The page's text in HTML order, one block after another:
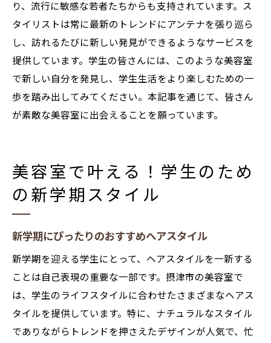
り、流行に敏感な若者たちからも支持されています。ス
タイリストは常に最新のトレンドにアンテナを張り巡ら
し、訪れるたびに新しい発見ができるようなサービスを
提供しています。学生の皆さんには、このような美容室
で新しい自分を発見し、学生生活をより楽しむための一
歩を踏み出してみてください。本記事を通じて、皆さん
が素敵な美容室に出会えることを願っています。
美容室で叶える！学生のため
の新学期スタイル
新学期にぴったりのおすすめヘアスタイル
新学期を迎える学生にとって、ヘアスタイルを一新する
ことは自己表現の重要な一部です。摂津市の美容室で
は、学生のライフスタイルに合わせたさまざまなヘアス
タイルを提供しています。特に、ナチュラルなスタイル
でありながらトレンドを押さえたデザインが人気で、忙